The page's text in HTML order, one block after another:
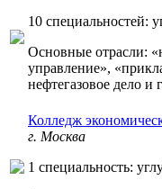
10 специальностей:
Основные отрасли:
управление»,
нефтегазовое дело и
Колледж
г. Москва
1 специальность: